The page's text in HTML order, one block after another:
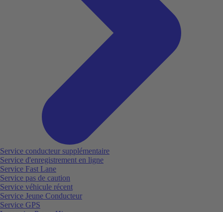
Service conducteur supplémentaire
Service d'enregistrement en ligne
Service Fast Lane
Service pas de caution
Service véhicule récent
Service Jeune Conducteur
Service GPS